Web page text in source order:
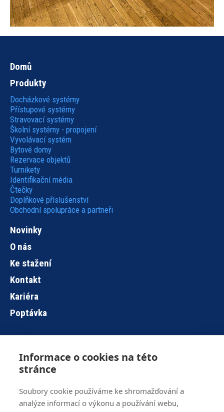
Informace o cookies na této
stránce
Soubory cookie používáme ke shromažďování a
analýze informací o výkonu a používání webu,
Hlavní
navigace
Domů
Produkty
Docházkové systémy
Přístupové systémy
Stravovací systémy
Školní systémy - propojení
Vyvolávací systém
Bytové domy
Rezervace objektů
Turnikety
Identifikační média
Čtečky
Doplňkové příslušenství
Obchodní spolupráce a partneři
Novinky
O nás
Ke stažení
Kontakt
Kariéra
Poptávka
Hlavní